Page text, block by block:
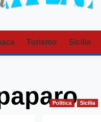
Turismo Sicilia
Politica Sicilia